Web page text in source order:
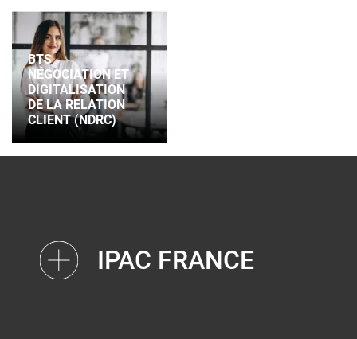
BTS
NÉGOCIATION ET
DIGITALISATION
DE LA RELATION
CLIENT (NDRC)
IPAC FRANCE